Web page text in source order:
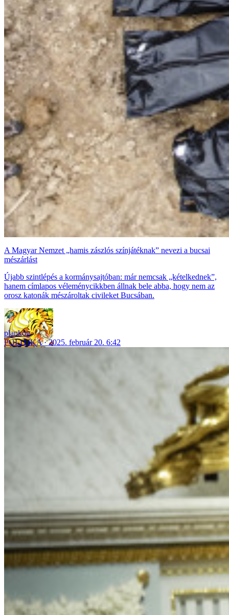
A Magyar Nemzet „hamis zászlós színjátéknak” nevezi a bucsai
mészárlást
Újabb szintlépés a kormánysajtóban: már nemcsak „kételkednek”,
hanem címlapos véleménycikkben állnak bele abba, hogy nem az
orosz katonák mészároltak civileket Bucsában.
plankog
POLITIKA
2025. február 20. 6:42